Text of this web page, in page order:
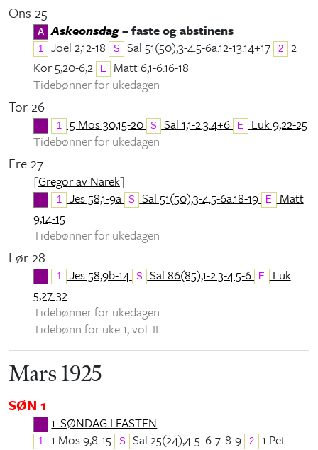
Ons 25
A Askeonsdag– faste og abstinens
1 Joel 2,12-18 S Sal 51(50),3-4.5-6a.12-13.14+17 2
2
Kor 5,20-6,2
E
Matt 6,1-6.16-18
Tidebønner for ukedagen
Tor 26
1 5 Mos 30,15-20 S Sal 1,1-2.3.4+6 E Luk 9,22-25
Tidebønner for ukedagen
Fre 27
[Gregor av Narek]
1 Jes 58,1-9a S Sal 51(50),3-4.5-6a.18-19 E Matt
9,14-15
Tidebønner for ukedagen
Lør 28
1 Jes 58,9b-14 S Sal 86(85),1-2.3-4.5-6 E Luk
5,27-32
Tidebønner for ukedagen
Tidebønn for uke 1, vol. II
Mars 1925
SØN 1
1. SØNDAG I FASTEN
1 1 Mos 9,8-15 S Sal 25(24),4-5. 6-7. 8-9 2
1 Pet